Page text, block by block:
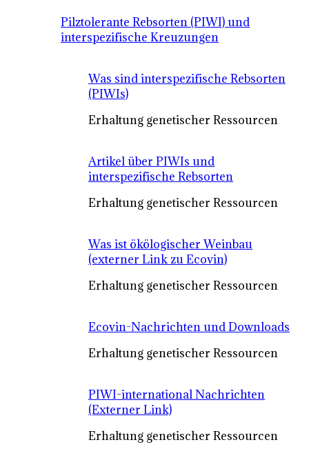
Pilztolerante Rebsorten (PIWI) und
interspezifische Kreuzungen
Was sind interspezifische Rebsorten
(PIWIs)
Erhaltung genetischer Ressourcen
Artikel über PIWIs und
interspezifische Rebsorten
Erhaltung genetischer Ressourcen
Was ist ökölogischer Weinbau
(externer Link zu Ecovin)
Erhaltung genetischer Ressourcen
Ecovin-Nachrichten und Downloads
Erhaltung genetischer Ressourcen
PIWI-international Nachrichten
(Externer Link)
Erhaltung genetischer Ressourcen